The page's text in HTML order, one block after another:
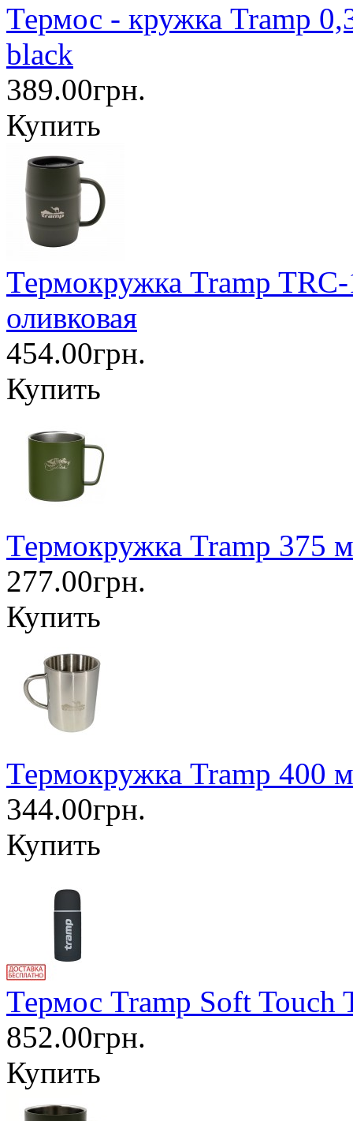
Термос - кружка Tramp
black
389.00грн.
Купить
Термокружка Tramp
оливковая
454.00грн.
Купить
Термокружка Tramp 375
277.00грн.
Купить
Термокружка Tramp 400
344.00грн.
Купить
Термос Tramp Soft Touch
852.00грн.
Купить